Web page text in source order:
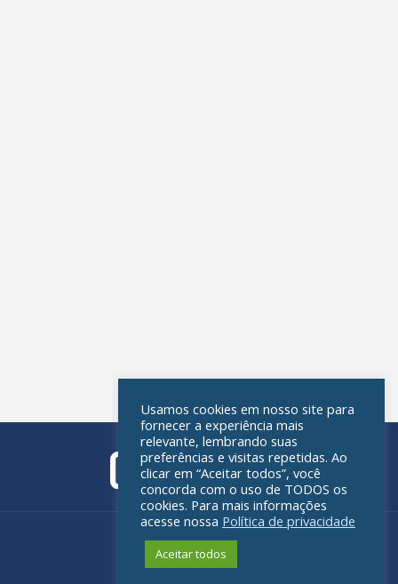
Política de privacidade
Usamos cookies em nosso site para
fornecer a experiência mais
relevante, lembrando suas
preferências e visitas repetidas. Ao
clicar em “Aceitar todos”, você
concorda com o uso de TODOS os
cookies. Para mais informações
acesse nossa Política de privacidade
Aceitar todos